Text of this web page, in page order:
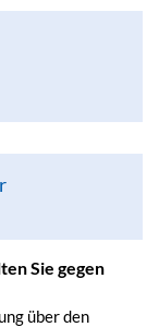
Sie gegen
über den